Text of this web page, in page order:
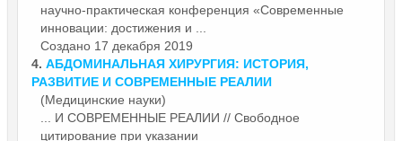
научно-практическая конференция «Современные
инновации: достижения и ...
Создано 17 декабря 2019
4. АБДОМИНАЛЬНАЯ ХИРУРГИЯ: ИСТОРИЯ,
РАЗВИТИЕ И СОВРЕМЕННЫЕ РЕАЛИИ
(Медицинские науки)
... И СОВРЕМЕННЫЕ РЕАЛИИ // Свободное
цитирование при указании